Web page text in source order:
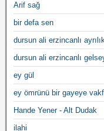
Arif sağ
bir defa sen
dursun ali erzincanlı
dursun ali erzincanlı
ey gül
ey ömrünü bir gayeye
Hande Yener - Alt Dudak
ilahi